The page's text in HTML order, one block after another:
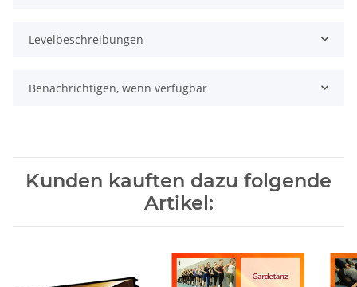
Levelbeschreibungen
Benachrichtigen, wenn verfügbar
Kunden kauften dazu folgende
Artikel: